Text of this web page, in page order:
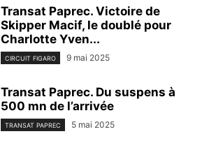
Transat Paprec. Victoire de
Skipper Macif, le doublé pour
Charlotte Yven...
CIRCUIT FIGARO 9 mai 2025
Transat Paprec. Du suspens à
500 mn de l’arrivée
TRANSAT PAPREC 5 mai 2025